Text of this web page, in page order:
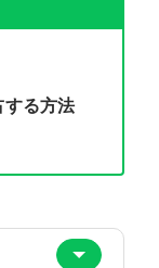
する方法